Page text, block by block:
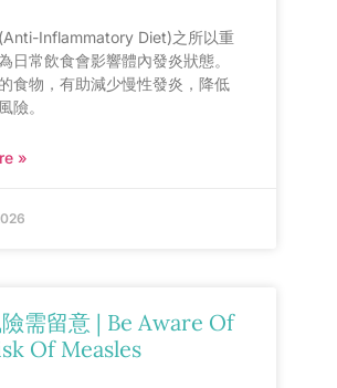
Inflammatory Diet)之所以重
日常飲食會影響體內發炎狀態。
食物，有助減少慢性發炎，降低
險。
»
需留意 | Be Aware Of
Of Measles